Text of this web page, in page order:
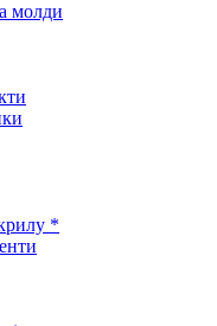
молди
*